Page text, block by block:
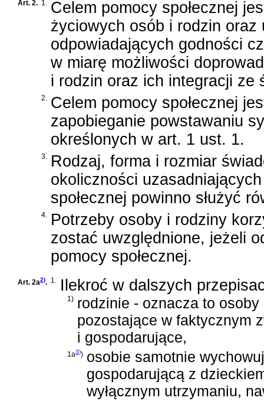
Art. 2. 1. Celem pomocy społecznej
życiowych osób i rodzin
odpowiadających godności
w miarę możliwości
i rodzin oraz ich integracji ze
2. Celem pomocy społecznej
zapobieganie powstawaniu
określonych w art. 1 ust. 1.
3. Rodzaj, forma i rozmiar
okoliczności
społecznej powinno służyć
4. Potrzeby osoby i rodziny
zostać uwzględnione, jeżeli
pomocy społecznej.
Art. 2a2). 1. Ilekroć w dalszych
1) rodzinie - oznacza to
pozostające w faktycznym
i gospodarujące,
1a3)) osobie samotnie
gospodarującą z
wyłącznym utrzymaniu,